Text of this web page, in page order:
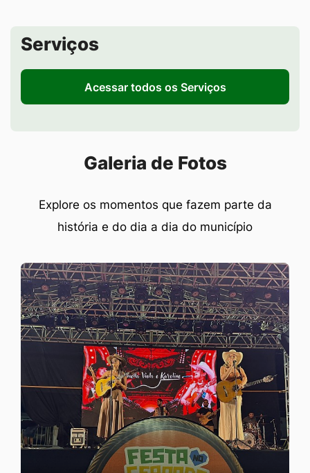
Seção de Serviços
Serviços
Acessar todos os Serviços
Seção Galeria de Fotos
Galeria de Fotos
Explore os momentos que fazem parte da
história e do dia a dia do município